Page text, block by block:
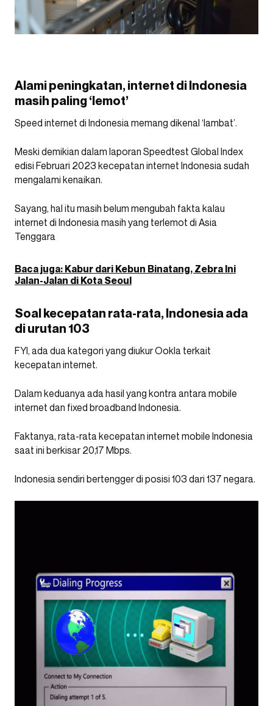
Alami peningkatan, internet di Indonesia
masih paling ‘lemot’
Speed internet di Indonesia memang dikenal ‘lambat’.
Meski demikian dalam laporan Speedtest Global Index
edisi Februari 2023 kecepatan internet Indonesia sudah
mengalami kenaikan.
Sayang, hal itu masih belum mengubah fakta kalau
internet di Indonesia masih yang terlemot di Asia
Tenggara
Baca juga: Kabur dari Kebun Binatang, Zebra Ini
Jalan-Jalan di Kota Seoul
Soal kecepatan rata-rata, Indonesia ada
di urutan 103
FYI, ada dua kategori yang diukur Ookla terkait
kecepatan internet.
Dalam keduanya ada hasil yang kontra antara mobile
internet dan fixed broadband Indonesia.
Faktanya, rata-rata kecepatan internet mobile Indonesia
saat ini berkisar 20,17 Mbps.
Indonesia sendiri bertengger di posisi 103 dari 137 negara.